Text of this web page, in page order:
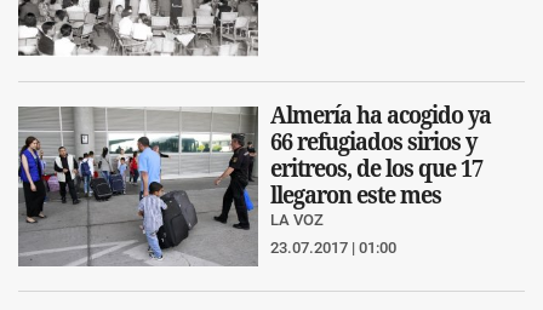
Almería ha acogido ya
66 refugiados sirios y
eritreos, de los que 17
llegaron este mes
LA VOZ
23.07.2017 | 01:00